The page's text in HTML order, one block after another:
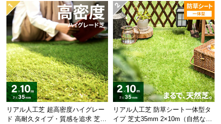
搬
入
経
路
に
つ
い
て
返
品・
当社プロトタイプ 当商品
見た目 △ ◎
リアル人工芝 超高密度ハイグレー
ド 高耐久タイプ・質感を追求 芝丈
リアル人工芝 防草シート一体型タ
イプ 芝丈35mm 2×10m（自然な見